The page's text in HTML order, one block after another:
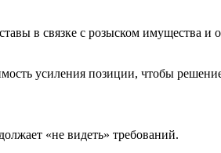
в связке с розыском имущества и
усиления позиции, чтобы решение
«не видеть» требований.